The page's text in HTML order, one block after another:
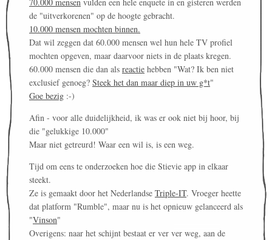
de "uitverkorenen" op de hoogte gebracht.
10.000 mensen mochten binnen.
Dat wil zeggen dat 60.000 mensen wel hun hele TV profiel
mochten opgeven, maar daarvoor niets in de plaats kregen.
60.000 mensen die dan als reactie hebben "Wat? Ik ben niet
exclusief genoeg? Steek het dan maar diep in uw g*t"
Goe bezig :-)
Afin - voor alle duidelijkheid, ik was er ook niet bij hoor, bij
die "gelukkige 10.000"
Maar niet getreurd! Waar een wil is, is een weg.
Tijd om eens te onderzoeken hoe die Stievie app in elkaar
steekt.
Ze is gemaakt door het Nederlandse Triple-IT. Vroeger heette
dat platform "Rumble", maar nu is het opnieuw gelanceerd als
"Vinson"
Overigens: naar het schijnt bestaat er ver ver weg, aan de